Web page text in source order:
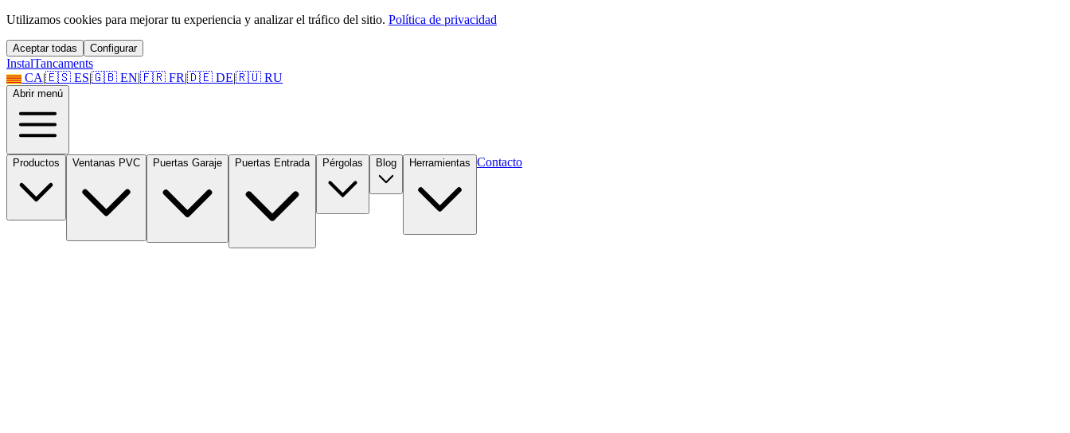
Utilizamos cookies para mejorar tu experiencia y analizar el tráfico del sitio. Política de privacidad
Aceptar todas Configurar
InstalTancaments
CA|🇪🇸 ES|🇬🇧 EN|🇫🇷 FR|🇩🇪 DE|🇷🇺 RU
Abrir menú
Productos Ventanas PVC Puertas Garaje Puertas Entrada Pérgolas Blog Herramientas Contacto